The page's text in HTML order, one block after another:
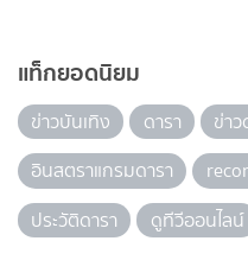
แท็กยอดนิยม
ข่าวบันเทิง ดารา ข่าว
อินสตราแกรมดารา
ประวัติดารา
ดูทีวีออนไลน์